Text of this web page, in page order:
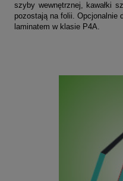
szyby wewnętrznej, kawałki
pozostają na folii. Opcjonalnie
laminatem w klasie P4A.